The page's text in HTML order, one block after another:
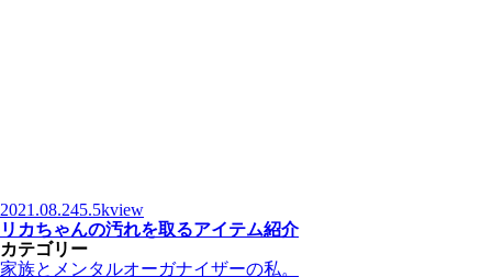
2021.08.245.5kview
リカちゃんの汚れを取るアイテム紹介
カテゴリー
家族とメンタルオーガナイザーの私。